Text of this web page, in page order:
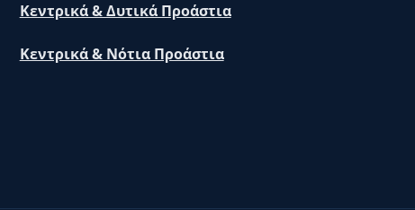
Κεντρικά & Δυτικά Προάστια
Κεντρικά & Νότια Προάστια